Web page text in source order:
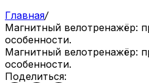
Главная/
Магнитный велотренажёр:
особенности.
Магнитный велотренажёр:
особенности.
Поделиться: